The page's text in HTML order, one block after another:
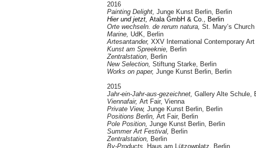
2016
Painting Delight, Junge Kunst Berlin, Berlin
Hier und jetzt, Atala GmbH & Co., Berlin
Orte wechseln. de rerum natura, St. Mary’s
Marine, UdK, Berlin
Artesantander, XXV International Contemporary
Kunst am Spreeknie, Berlin
Zentralstation, Berlin
New Selection, Stiftung Starke, Berlin
Works on paper, Junge Kunst Berlin, Berlin
2015
Jahr-ein-Jahr-aus-gezeichnet, Gallery Alte Schule,
Viennafair, Art Fair, Vienna
Private View, Junge Kunst Berlin, Berlin
Positions Berlin, Art Fair, Berlin
Pole Position, Junge Kunst Berlin, Berlin
Summer Art Festival, Berlin
Zentralstation, Berlin
By-Products, Haus am Lützowplatz, Berlin